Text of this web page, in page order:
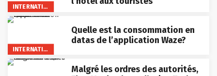
INTERNATIONAL
INTERNATIONAL
Quelle est la consommation en
datas de l’application Waze?
Malgré les ordres des autorités,